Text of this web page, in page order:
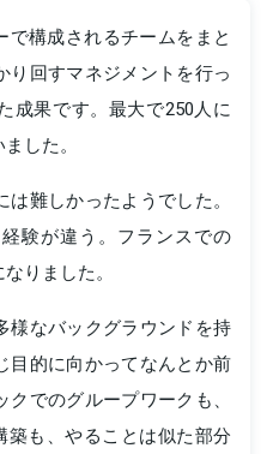
で構成されるチームをまと
り回すマネジメントを行っ
成果です。最大で250人に
した。
難しかったようでした。
験が違う。フランスでの
りました。
様なバックグラウンドを持
目的に向かってなんとか前
でのグループワークも、
築も、やることは似た部分